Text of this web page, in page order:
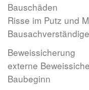
Bauschäden
Risse im Putz und
Beweissicherung
externe
Baubeginn